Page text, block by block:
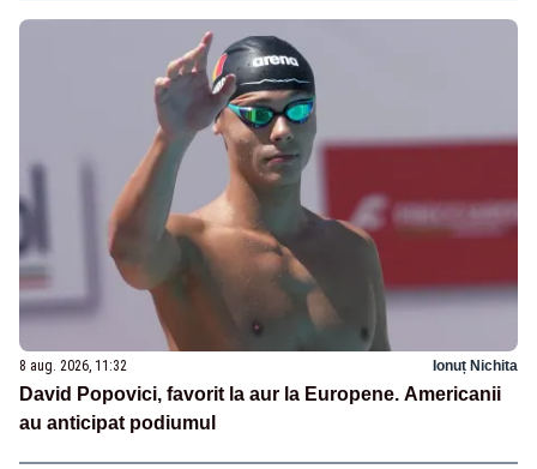
8 aug. 2026, 11:32 Ionuț Nichita
David Popovici, favorit la aur la Europene. Americanii
au anticipat podiumul